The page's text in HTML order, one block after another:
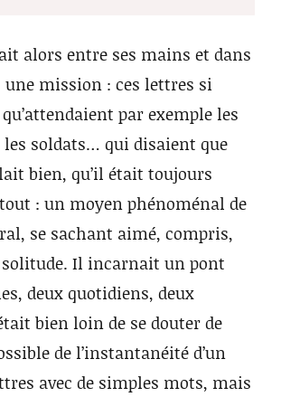
alors entre ses mains et dans
une mission : ces lettres si
par exemple les
soldats… qui disaient que
bien, qu’il était toujours
: un moyen phénoménal de
se sachant aimé, compris,
solitude. Il incarnait un pont
deux quotidiens, deux
bien loin de se douter de
de l’instantanéité d’un
avec de simples mots, mais